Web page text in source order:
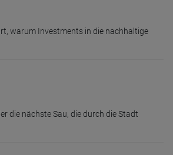
warum Investments in die nachhaltige
die nächste Sau, die durch die Stadt